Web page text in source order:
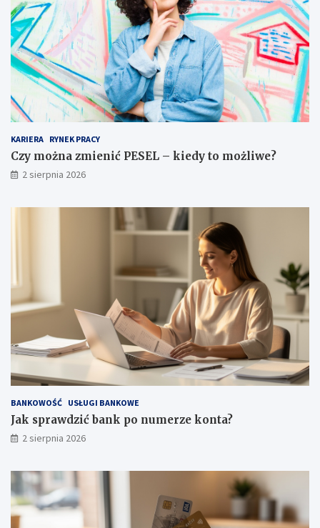
KARIERA RYNEK PRACY
Czy można zmienić PESEL – kiedy to możliwe?
2 sierpnia 2026
BANKOWOŚĆ USŁUGI BANKOWE
Jak sprawdzić bank po numerze konta?
2 sierpnia 2026